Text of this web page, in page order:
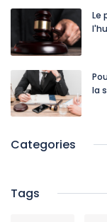
Le
la
Categories
Tags